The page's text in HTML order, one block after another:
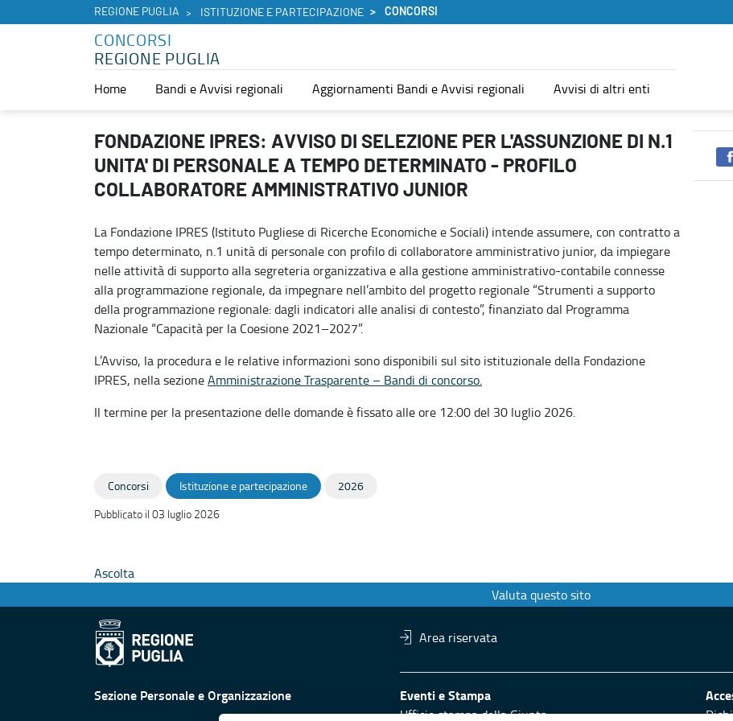
REGIONE PUGLIA ISTITUZIONE E PARTECIPAZIONE CONCORSI
CONCORSI
REGIONE PUGLIA
Home Bandi e Avvisi regionali Aggiornamenti Bandi e Avvisi regionali Avvisi di altri enti
FONDAZIONE IPRES: AVVISO DI SELEZIONE PER L'ASSUNZIONE DI N.1 UNITA' DI PERSONALE A TEMPO DETERMINATO - PROFILO
FONDAZIONE IPRES: AVVISO DI SELEZIONE PER L'ASSUNZIONE DI N.1
UNITA' DI PERSONALE A TEMPO DETERMINATO - PROFILO
COLLABORATORE AMMINISTRATIVO JUNIOR
La Fondazione IPRES (Istituto Pugliese di Ricerche Economiche e Sociali) intende assumere, con contratto a
tempo determinato, n.1 unità di personale con profilo di collaboratore amministrativo junior, da impiegare
nelle attività di supporto alla segreteria organizzativa e alla gestione amministrativo-contabile connesse
alla programmazione regionale, da impegnare nell’ambito del progetto regionale “Strumenti a supporto
della programmazione regionale: dagli indicatori alle analisi di contesto”, finanziato dal Programma
Nazionale “Capacità per la Coesione 2021–2027”.
L’Avviso, la procedura e le relative informazioni sono disponibili sul sito istituzionale della Fondazione
IPRES, nella sezioneAmministrazione Trasparente – Bandi di concorso.
Il termine per la presentazione delle domande è fissato alle ore 12:00 del 30 luglio 2026.
Concorsi Istituzione e partecipazione
2026
Pubblicato il 03 luglio 2026
Ascolta
Valuta questo sito
Area riservata
Sezione Personale e Organizzazione Eventi e Stampa
Ufficio stampa della Giunta